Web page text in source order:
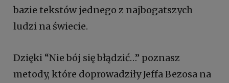
bazie tekstów jednego z najbogatszych
ludzi na świecie.
Dzięki “Nie bój się błądzić…” poznasz
metody, które doprowadziły Jeffa Bezosa na